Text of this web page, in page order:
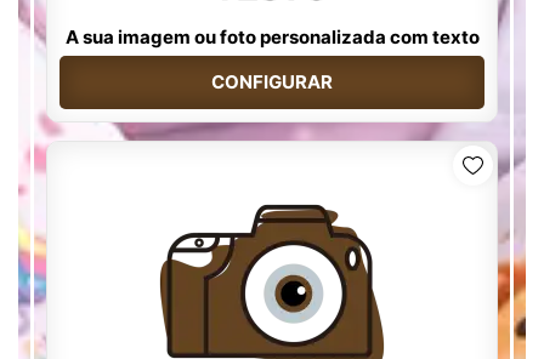
A sua imagem ou foto personalizada com texto
CONFIGURAR